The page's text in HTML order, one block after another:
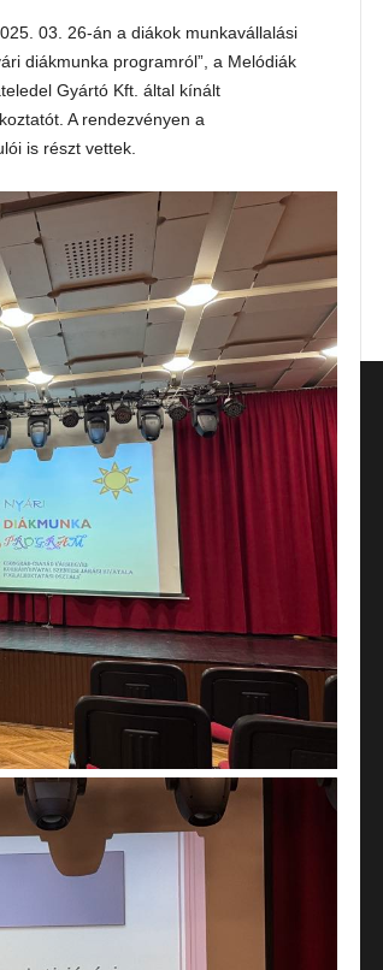
03. 26-án a diákok munkavállalási
diákmunka programról”, a Melódiák
Gyártó Kft. által kínált
A rendezvényen a
is részt vettek.